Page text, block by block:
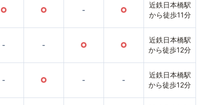
○ ○ - ○
近鉄日本橋駅
から徒歩11分
- - ○ ○
近鉄日本橋駅
から徒歩12分
- ○ - -
近鉄日本橋駅
から徒歩12分